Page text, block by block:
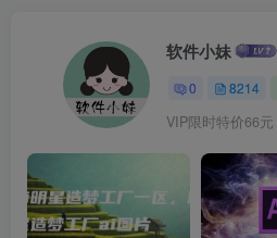
软件小妹
0 8214
VIP限时特价66